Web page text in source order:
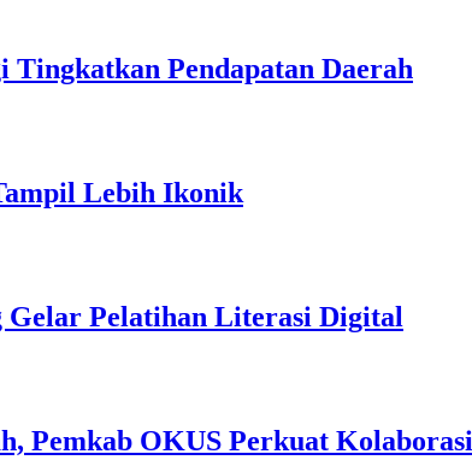
Tingkatkan Pendapatan Daerah
Lebih Ikonik
Gelar Pelatihan Literasi Digital
Pemkab OKUS Perkuat